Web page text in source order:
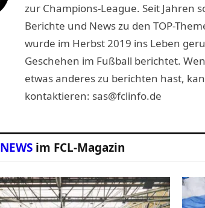
zur Champions-League. Seit Jahren
Berichte und News zu den TOP-
wurde im Herbst 2019 ins Leben
Geschehen im Fußball berichtet.
etwas anderes zu berichten hast,
kontaktieren: sas@fclinfo.de
NEWS im FCL-Magazin